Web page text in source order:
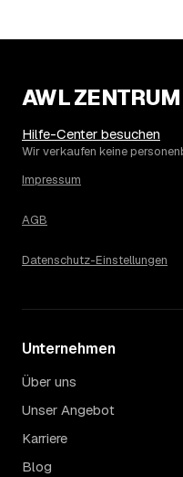
eher am unteren Ende,
Etage ohne Aufzug oder
Sondermüllanteil
Betrag für Ihren Fall
kostenlosen
AWL ZENTRUM
Hilfe-Center besuchen
Wir verkaufen keine
Impressum
AGB
Datenschutz-Einstellungen
Unternehmen
Über uns
Unser Angebot
Karriere
Blog